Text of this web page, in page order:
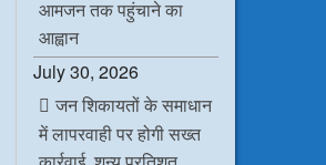
आमजन तक पहुंचाने का
आह्वान
July 30, 2026
जन शिकायतों के समाधान
में लापरवाही पर होगी सख्त